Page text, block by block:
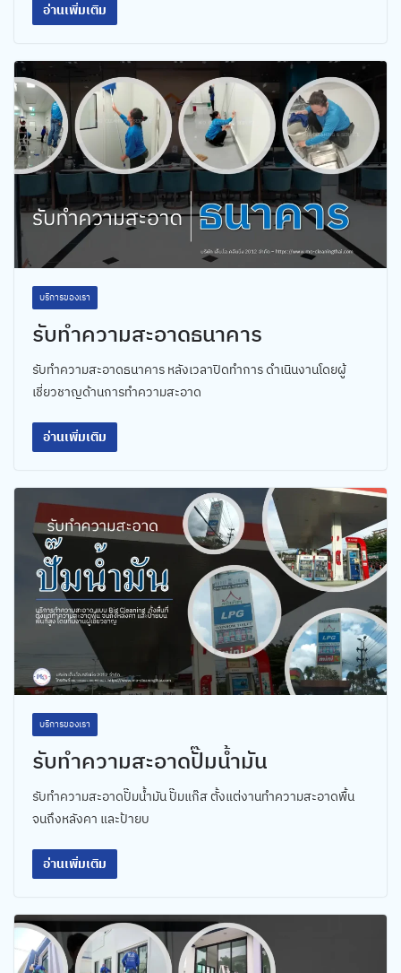
อ่านเพิ่มเติม
บริการของเรา
รับทำความสะอาดธนาคาร
รับทำความสะอาดธนาคาร หลังเวลาปิดทำการ ดำเนินงานโดยผู้
เชี่ยวชาญด้านการทำความสะอาด
อ่านเพิ่มเติม
บริการของเรา
รับทำความสะอาดปั๊มน้ำมัน
รับทำความสะอาดปั๊มน้ำมัน ปั๊มแก๊ส ตั้งแต่งานทำความสะอาดพื้น
จนถึงหลังคา และป้ายบ
อ่านเพิ่มเติม